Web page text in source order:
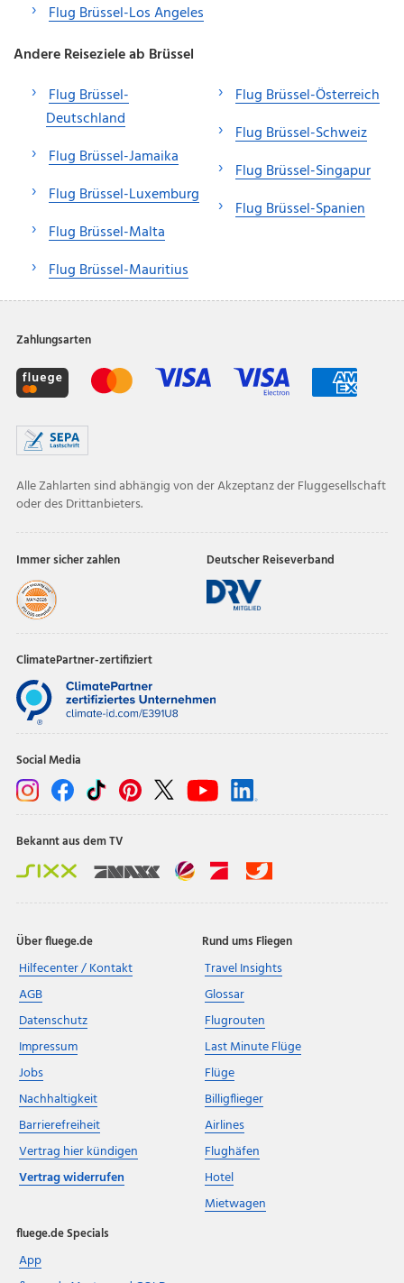
Flug Brüssel-Los Angeles
Andere Reiseziele ab Brüssel
Flug Brüssel-
Deutschland
Flug Brüssel-Jamaika
Flug Brüssel-Luxemburg
Flug Brüssel-Malta
Flug Brüssel-Mauritius
Flug Brüssel-Österreich
Flug Brüssel-Schweiz
Flug Brüssel-Singapur
Flug Brüssel-Spanien